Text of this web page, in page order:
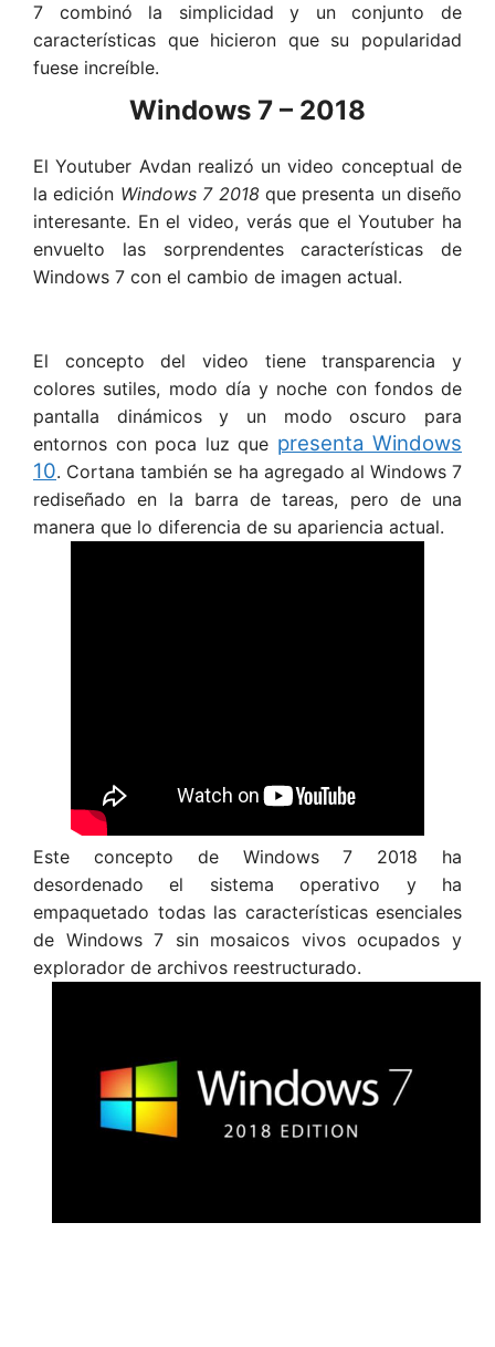
7 combinó la simplicidad y un conjunto de
características que hicieron que su popularidad
fuese increíble.
Windows 7 – 2018
El Youtuber Avdan realizó un video conceptual de
la edición Windows 7 2018 que presenta un diseño
interesante. En el video, verás que el Youtuber ha
envuelto las sorprendentes características de
Windows 7 con el cambio de imagen actual.
El concepto del video tiene transparencia y
colores sutiles, modo día y noche con fondos de
pantalla dinámicos y un modo oscuro para
entornos con poca luz que presenta Windows
10. Cortana también se ha agregado al Windows 7
rediseñado en la barra de tareas, pero de una
manera que lo diferencia de su apariencia actual.
Este concepto de Windows 7 2018 ha
desordenado el sistema operativo y ha
empaquetado todas las características esenciales
de Windows 7 sin mosaicos vivos ocupados y
explorador de archivos reestructurado.